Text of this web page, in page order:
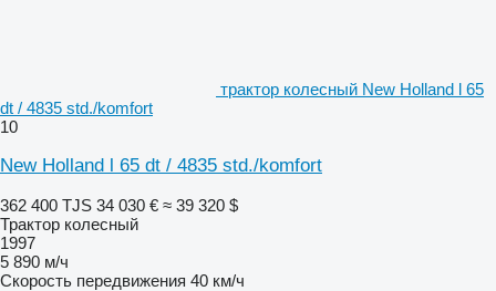
трактор колесный New Holland l 65
dt / 4835 std./komfort
10
New Holland l 65 dt / 4835 std./komfort
362 400 TJS 34 030 € ≈ 39 320 $
Трактор колесный
1997
5 890 м/ч
Скорость передвижения 40 км/ч